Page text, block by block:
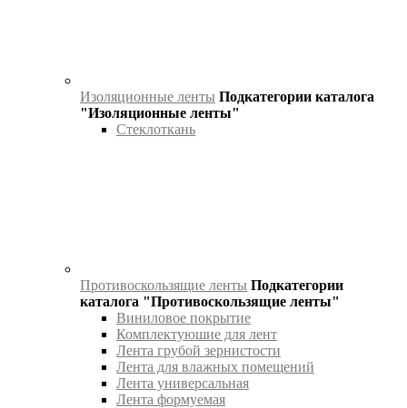
Изоляционные ленты Подкатегории каталога
"Изоляционные ленты"
Стеклоткань
Противоскользящие ленты Подкатегории
каталога "Противоскользящие ленты"
Виниловое покрытие
Комплектуюшие для лент
Лента грубой зернистости
Лента для влажных помещений
Лента универсальная
Лента формуемая